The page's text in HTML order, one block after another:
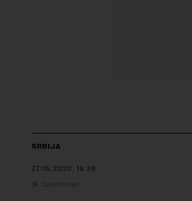
SRBIJA
27.05.2020. 16:39
Saopštenje